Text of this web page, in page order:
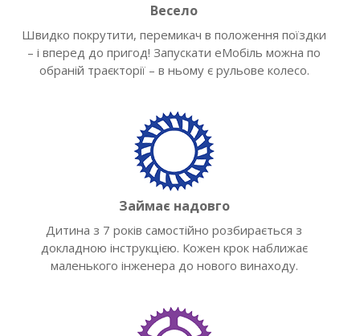
Весело
Швидко покрутити, перемикач в положення поїздки
– і вперед до пригод! Запускати еМобіль можна по
обраній траєкторії – в ньому є рульове колесо.
Займає надовго
Дитина з 7 років самостійно розбирається з
докладною інструкцією. Кожен крок наближає
маленького інженера до нового винаходу.